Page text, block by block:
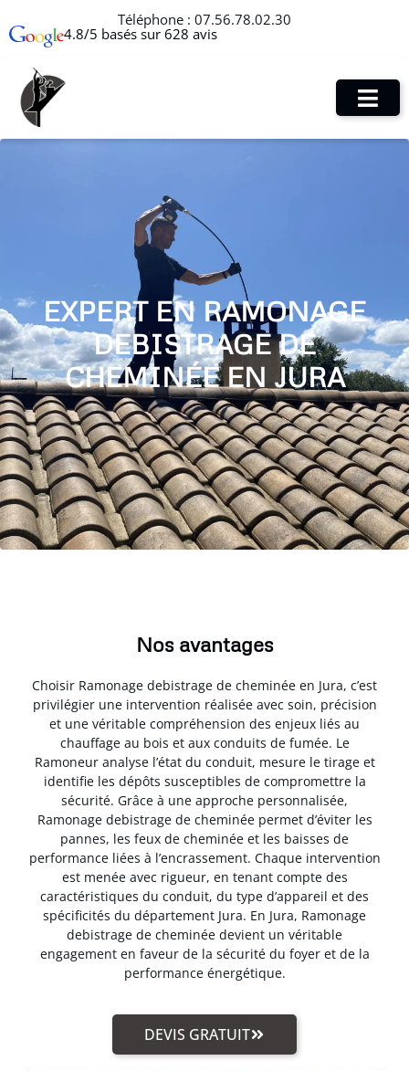
Téléphone : 07.56.78.02.30
4.8/5 basés sur 628 avis
EXPERT EN RAMONAGE
DEBISTRAGE DE
CHEMINÉE EN JURA
Nos avantages
Choisir Ramonage debistrage de cheminée en Jura, c’est
privilégier une intervention réalisée avec soin, précision
et une véritable compréhension des enjeux liés au
chauffage au bois et aux conduits de fumée. Le
Ramoneur analyse l’état du conduit, mesure le tirage et
identifie les dépôts susceptibles de compromettre la
sécurité. Grâce à une approche personnalisée,
Ramonage debistrage de cheminée permet d’éviter les
pannes, les feux de cheminée et les baisses de
performance liées à l’encrassement. Chaque intervention
est menée avec rigueur, en tenant compte des
caractéristiques du conduit, du type d’appareil et des
spécificités du département Jura. En Jura, Ramonage
debistrage de cheminée devient un véritable
engagement en faveur de la sécurité du foyer et de la
performance énergétique.
DEVIS GRATUIT